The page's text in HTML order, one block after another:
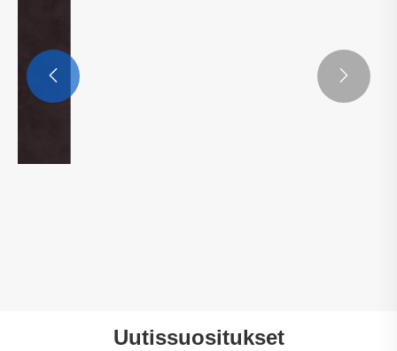
 
Uutissuositukset